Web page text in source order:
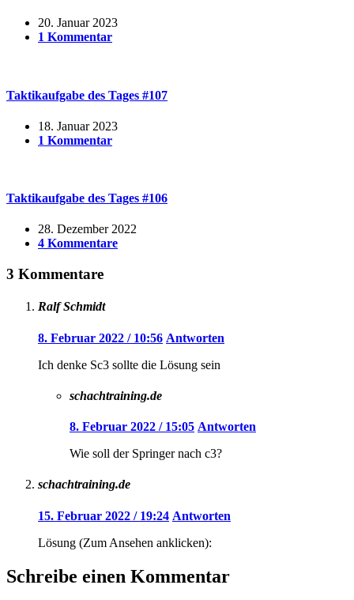
20. Januar 2023
1 Kommentar
Taktikaufgabe des Tages #107
18. Januar 2023
1 Kommentar
Taktikaufgabe des Tages #106
28. Dezember 2022
4 Kommentare
3 Kommentare
Ralf Schmidt
8. Februar 2022 / 10:56 Antworten
Ich denke Sc3 sollte die Lösung sein
schachtraining.de
8. Februar 2022 / 15:05 Antworten
Wie soll der Springer nach c3?
schachtraining.de
15. Februar 2022 / 19:24 Antworten
Lösung (Zum Ansehen anklicken):
Schreibe einen Kommentar